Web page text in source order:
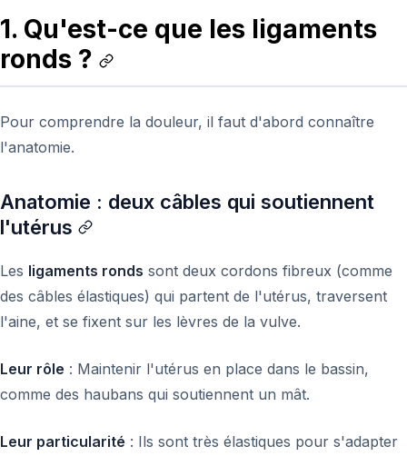
1. Qu'est-ce que les ligaments
ronds ?
Pour comprendre la douleur, il faut d'abord connaître
l'anatomie.
Anatomie : deux câbles qui soutiennent
l'utérus
Les ligaments ronds sont deux cordons fibreux (comme
des câbles élastiques) qui partent de l'utérus, traversent
l'aine, et se fixent sur les lèvres de la vulve.
Leur rôle : Maintenir l'utérus en place dans le bassin,
comme des haubans qui soutiennent un mât.
Leur particularité : Ils sont très élastiques pour s'adapter